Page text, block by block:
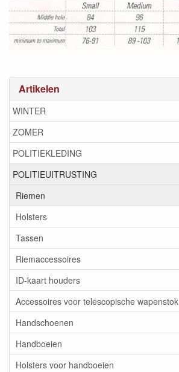
Artikelen
WINTER
ZOMER
POLITIEKLEDING
POLITIEUITRUSTING
Riemen
Holsters
Tassen
Riemaccessoires
ID-kaart houders
Accessoires voor telescopische wapenstok
Handschoenen
Handboeien
Holsters voor handboeien